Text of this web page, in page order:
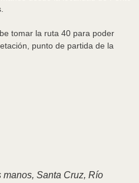
tomar la ruta 40 para poder
punto de partida de la
Santa Cruz, Río